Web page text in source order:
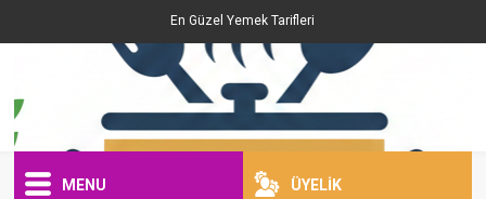
En Güzel Yemek Tarifleri
MENU ÜYELİK